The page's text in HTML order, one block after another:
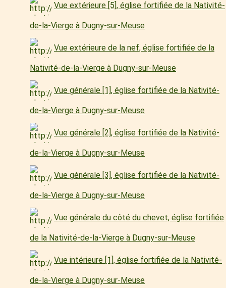
Vue extérieure [5], église fortifiée de la Nativité-
de-la-Vierge à Dugny-sur-Meuse
Vue extérieure de la nef, église fortifiée de la
Nativité-de-la-Vierge à Dugny-sur-Meuse
Vue générale [1], église fortifiée de la Nativité-
de-la-Vierge à Dugny-sur-Meuse
Vue générale [2], église fortifiée de la Nativité-
de-la-Vierge à Dugny-sur-Meuse
Vue générale [3], église fortifiée de la Nativité-
de-la-Vierge à Dugny-sur-Meuse
Vue générale du côté du chevet, église fortifiée
de la Nativité-de-la-Vierge à Dugny-sur-Meuse
Vue intérieure [1], église fortifiée de la Nativité-
de-la-Vierge à Dugny-sur-Meuse